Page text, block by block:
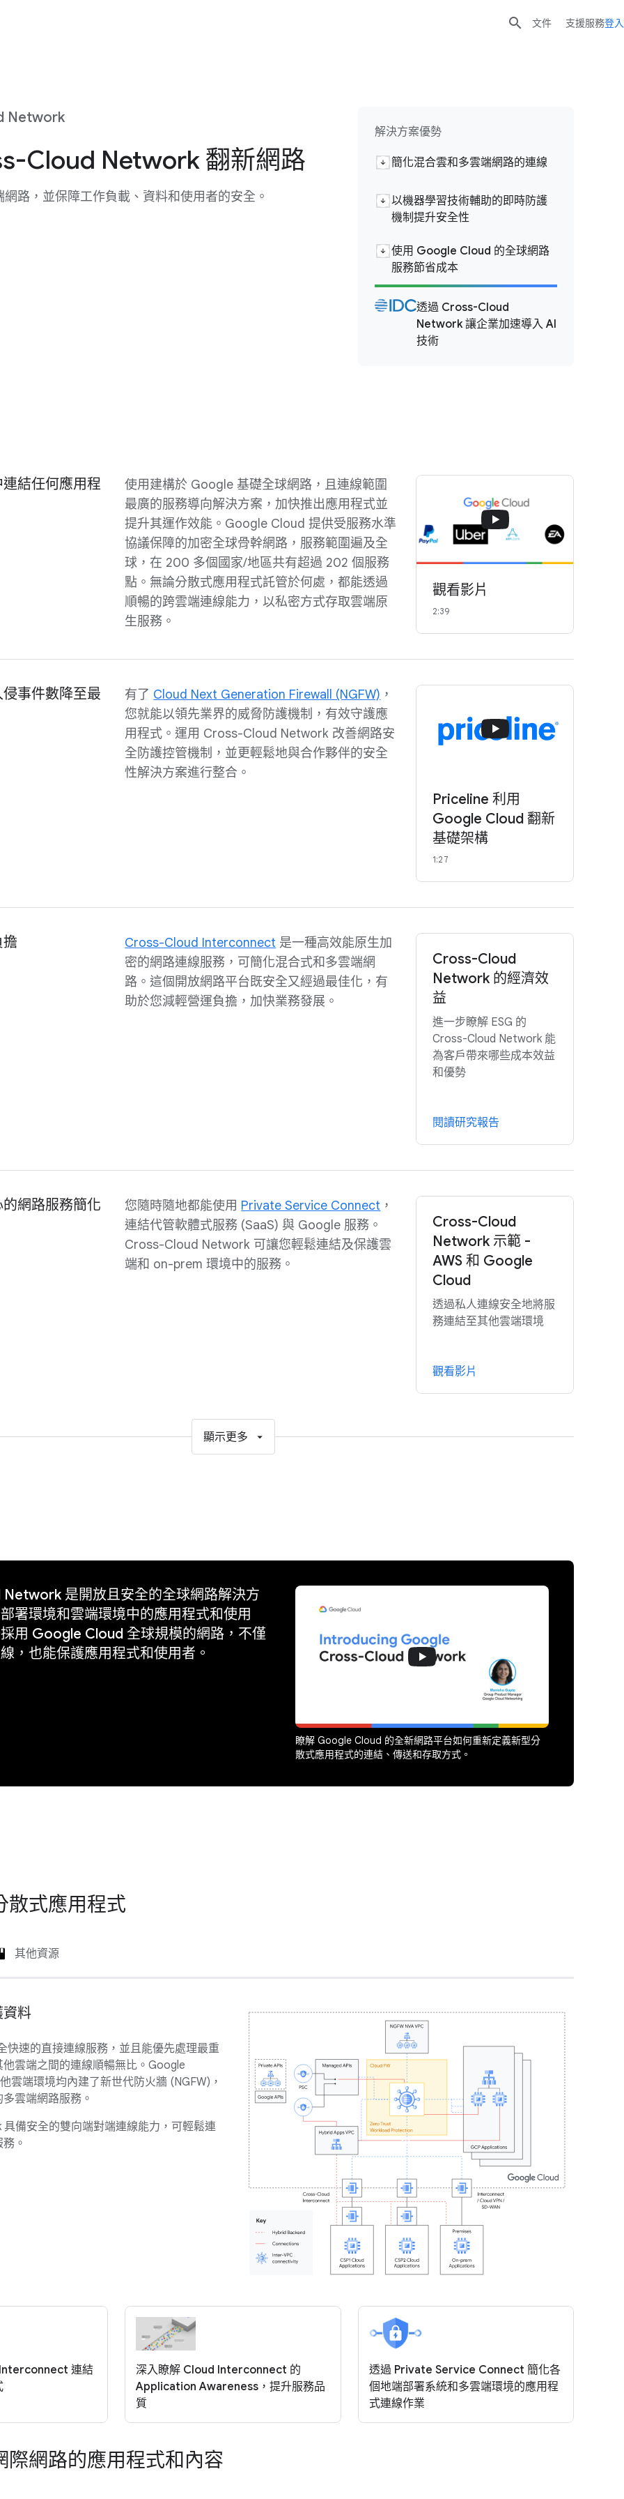
Network
Cloud Network 翻新網路
路，並保障工作負載、資料和使用者的安全。
解決方案優勢
簡化混合雲和多雲端網路的連線
以機器學習技術輔助的即時防護
機制提升安全性
使用 Google Cloud 的全球網路
服務節省成本
透過 Cross-Cloud
Network 讓企業加速導入 AI
技術
結任何應用程
使用建構於 Google 基礎全球網路，且連線範圍
最廣的服務導向解決方案，加快推出應用程式並
提升其運作效能。Google Cloud 提供受服務水準
協議保障的加密全球骨幹網路，服務範圍遍及全
球，在 200 多個國家/地區共有超過 202 個服務
點。無論分散式應用程式託管於何處，都能透過
順暢的跨雲端連線能力，以私密方式存取雲端原
生服務。
觀看影片
2:39
事件數降至最 有了 Cloud Next Generation Firewall (NGFW) ，
您就能以領先業界的威脅防護機制，有效守護應
用程式。運用 Cross-Cloud Network 改善網路安
全防護控管機制，並更輕鬆地與合作夥伴的安全
性解決方案進行整合。
Priceline 利用
Google Cloud 翻新
基礎架構
1:27
Cross-Cloud Interconnect 是一種高效能原生加
密的網路連線服務，可簡化混合式和多雲端網
路。這個開放網路平台既安全又經過最佳化，有
助於您減輕營運負擔，加快業務發展。
Cross-Cloud
Network 的經濟效
益
進一步瞭解 ESG 的
Cross-Cloud Network 能
為客戶帶來哪些成本效益
和優勢
閱讀研究報告
網路服務簡化 您隨時隨地都能使用 Private Service Connect ，
連結代管軟體式服務 (SaaS) 與 Google 服務。
Cross-Cloud Network 可讓您輕鬆連結及保護雲
端和 on-prem 環境中的服務。
Cross-Cloud
Network 示範 -
AWS 和 Google
Cloud
透過私人連線安全地將服
務連結至其他雲端環境
觀看影片
顯示更多
是開放且安全的全球網路解決方
署環境和雲端環境中的應用程式和使用
用 Google Cloud 全球規模的網路，不僅
，也能保護應用程式和使用者。
瞭解 Google Cloud 的全新網路平台如何重新定義新型分
散式應用程式的連結、傳送和存取方式。
散式應用程式
其他資源
資料
快速的直接連線服務，並且能優先處理最重
雲端之間的連線順暢無比。Google
雲端環境均內建了新世代防火牆 (NGFW)，
雲端網路服務。
備安全的雙向端對端連線能力，可輕鬆連
。
連結
深入瞭解 Cloud Interconnect 的
Application Awareness，提升服務品
質
透過 Private Service Connect 簡化各
個地端部署系統和多雲端環境的應用程
式連線作業
際網路的應用程式和內容
 文件 支援服務登入